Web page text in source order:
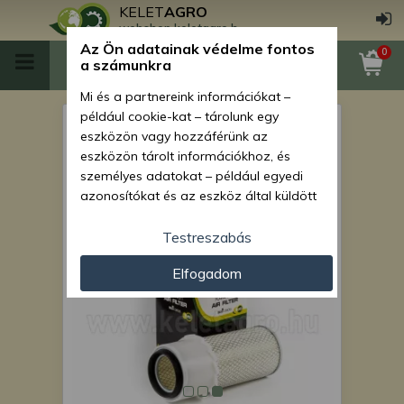
KELETAGRO
webshop.keletagro.hu
0
légszűrő betét japán
kistraktorokhoz KA-A101 3
darabos csomag, SZUPER
ÁRON!
Az Ön adatainak védelme fontos
a számunkra
Mi és a partnereink információkat –
például cookie-kat – tárolunk egy
eszközön vagy hozzáférünk az
eszközön tárolt információkhoz, és
személyes adatokat – például egyedi
azonosítókat és az eszköz által küldött
személyre szabott hirdetések és
tartalom nyújtásához, hirdetés- és
tartalomméréshez, nézettségi adatok
gyűjtéséhez, valamint termékek
kifejlesztéséhez és a termékek
javításához. Az Ön engedélyével mi és a
partnereink eszközleolvasásos
módszerrel szerzett pontos geolokációs
adatokat és azonosítási információkat
Testreszabás
Elfogadom